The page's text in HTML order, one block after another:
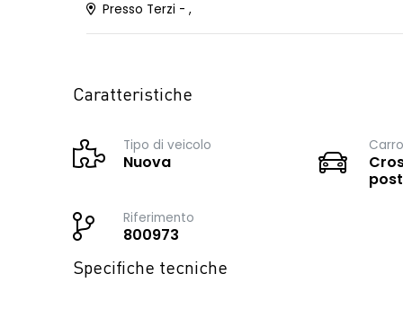
Presso Terzi - ,
Caratteristiche
Tipo di veicolo
Nuova
Riferimento
800973
Specifiche tecniche